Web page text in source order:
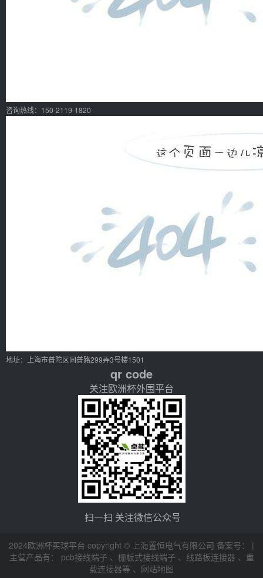
咨询热线：150-2119-1820
地址：上海市普陀区同普路299弄3号楼1501
qr code
关注欧洲杯外围平台
扫一扫 关注微信公众号
2024欧洲杯买球平台 copyright © 上海置恒电气有限公司 备案号： |
主营产品有： pcb接线端子 、 栅板式接线端子 、 线路板连接器 、 重
载连接器等 、 网站地图